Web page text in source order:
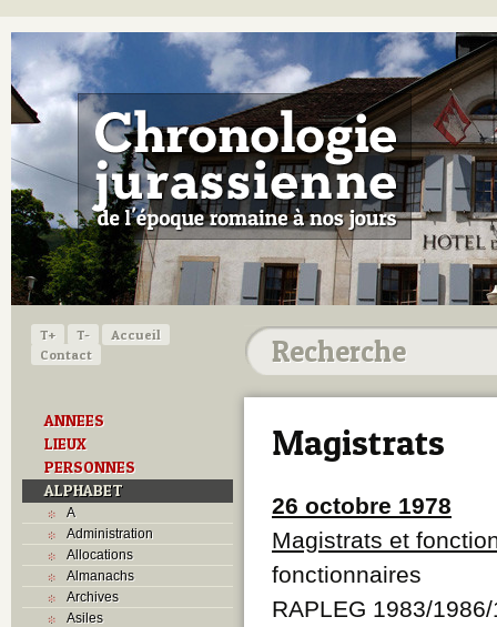
T+ T-
Accueil
Contact
ANNEES
LIEUX
PERSONNES
ALPHABET
A
Administration
Allocations
Almanachs
Archives
Asiles
Magistrats
26 octobre 1978
Magistrats et
fonctionnaires
RAPLEG 1983/